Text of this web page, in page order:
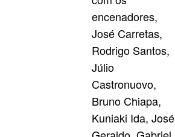
encenadores,
José Carretas,
Rodrigo Santos,
Júlio
Castronuovo,
Bruno Chiapa,
Kuniaki Ida, José